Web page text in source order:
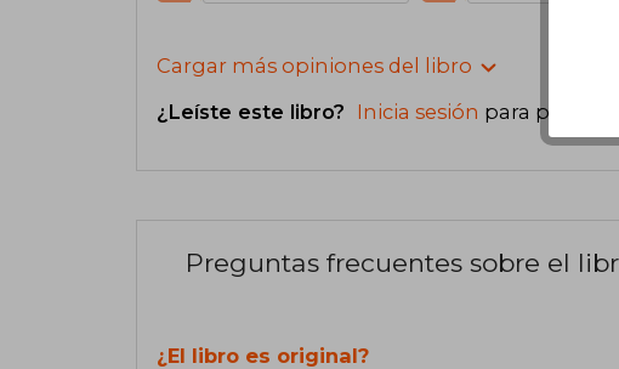
Cargar más opiniones del libro
¿Leíste este libro? Inicia sesión para poder
Preguntas frecuentes sobre el
¿El libro es original?